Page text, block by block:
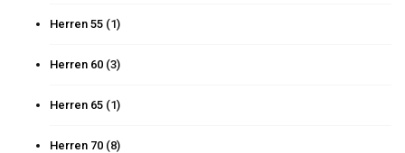
Herren 55 (1)
Herren 60 (3)
Herren 65 (1)
Herren 70 (8)